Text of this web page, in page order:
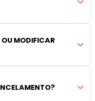
MODIFICAR